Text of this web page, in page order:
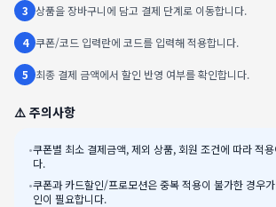
3 상품을 장바구니에 담고 결제 단계로 이동합니다.
4 쿠폰/코드 입력란에 코드를 입력해 적용합니다.
5 최종 결제 금액에서 할인 반영 여부를 확인합니다.
⚠️ 주의사항
•쿠폰별 최소 결제금액, 제외 상품, 회원 조건에 따라 적
다.
•쿠폰과 카드할인/프로모션은 중복 적용이 불가한 경우
인이 필요합니다.